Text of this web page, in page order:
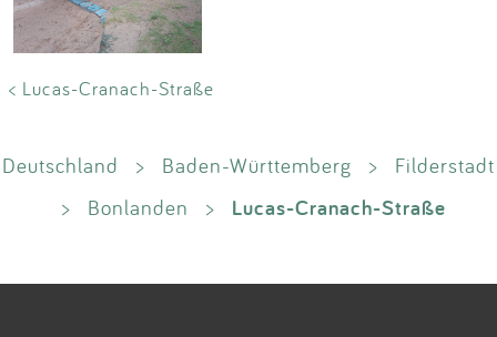
< Lucas-Cranach-Straße
Deutschland > Baden-Württemberg >
Filderstadt
>
Bonlanden > Lucas-Cranach-Straße